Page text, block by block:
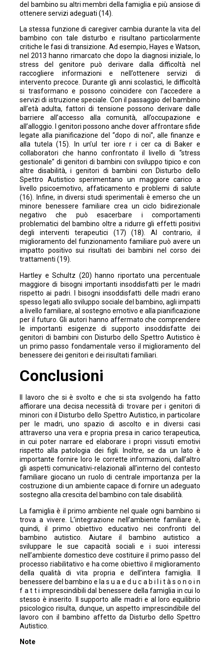
del bambino su altri membri della famiglia e più ansiose di
ottenere servizi adeguati (14).
La stessa funzione di caregiver cambia durante la vita del
bambino con tale disturbo e risultano particolarmente
critiche le fasi di transizione. Ad esempio, Hayes e Watson,
nel 2013 hanno rimarcato che dopo la diagnosi iniziale, lo
stress del genitore può derivare dalla difficoltà nel
raccogliere informazioni e nell’ottenere servizi di
intervento precoce. Durante gli anni scolastici, le difficoltà
si trasformano e possono coincidere con l’accedere a
servizi di istruzione speciale. Con il passaggio del bambino
all’età adulta, fattori di tensione possono derivare dalle
barriere all’accesso alla comunità, all’occupazione e
all’alloggio. I genitori possono anche dover affrontare sfide
legate alla pianificazione del “dopo di noi”, alle finanze e
alla tutela (15). In un’ul ter iore r i cer ca di Baker e
collaboratori che hanno confrontato il livello di “stress
gestionale” di genitori di bambini con sviluppo tipico e con
altre disabilità, i genitori di bambini con Disturbo dello
Spettro Autistico sperimentano un maggiore carico a
livello psicoemotivo, affaticamento e problemi di salute
(16). Infine, in diversi studi sperimentali è emerso che un
minore benessere familiare crea un ciclo bidirezionale
negativo che può esacerbare i comportamenti
problematici del bambino oltre a ridurre gli effetti positivi
degli interventi terapeutici (17) (18). Al contrario, il
miglioramento del funzionamento familiare può avere un
impatto positivo sui risultati dei bambini nel corso dei
trattamenti (19).
Hartley e Schultz (20) hanno riportato una percentuale
maggiore di bisogni importanti insoddisfatti per le madri
rispetto ai padri. I bisogni insoddisfatti delle madri erano
spesso legati allo sviluppo sociale del bambino, agli impatti
a livello familiare, al sostegno emotivo e alla pianificazione
per il futuro. Gli autori hanno affermato che comprendere
le importanti esigenze di supporto insoddisfatte dei
genitori di bambini con Disturbo dello Spettro Autistico è
un primo passo fondamentale verso il miglioramento del
benessere dei genitori e dei risultati familiari.
Conclusioni
Il lavoro che si è svolto e che si sta svolgendo ha fatto
affiorare una decisa necessità di trovare per i genitori di
minori con il Disturbo dello Spettro Autistico, in particolare
per le madri, uno spazio di ascolto e in diversi casi
attraverso una vera e propria presa in carico terapeutica,
in cui poter narrare ed elaborare i propri vissuti emotivi
rispetto alla patologia dei figli. Inoltre, se da un lato è
importante fornire loro le corrette informazioni, dall’altro
gli aspetti comunicativi-relazionali all’interno del contesto
familiare giocano un ruolo di centrale importanza per la
costruzione di un ambiente capace di fornire un adeguato
sostegno alla crescita del bambino con tale disabilità.
La famiglia è il primo ambiente nel quale ogni bambino si
trova a vivere. L’integrazione nell’ambiente familiare è,
quindi, il primo obiettivo educativo nei confronti del
bambino autistico. Aiutare il bambino autistico a
sviluppare le sue capacità sociali e i suoi interessi
nell’ambiente domestico deve costituire il primo passo del
processo riabilitativo e ha come obiettivo il miglioramento
della qualità di vita propria e dell’intera famiglia. Il
benessere del bambino e la s u a e d u c a b i l i t à s o n o i n
f a t t i imprescindibili dal benessere della famiglia in cui lo
stesso è inserito. Il supporto alle madri e al loro equilibrio
psicologico risulta, dunque, un aspetto imprescindibile del
lavoro con il bambino affetto da Disturbo dello Spettro
Autistico.
Note